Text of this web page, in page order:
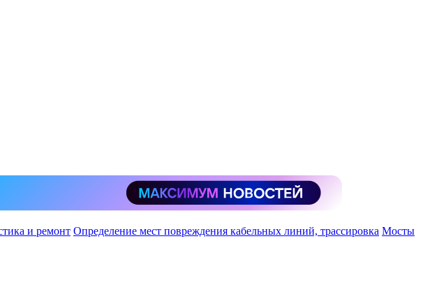
и ремонт Определение мест повреждения кабельных линий, трассировка Мосты